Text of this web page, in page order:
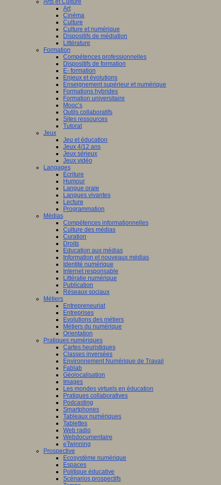
Arts et Culture
Art
Cinéma
Culture
Culture et numérique
Dispositifs de médiation
Littérature
Formation
Compétences professionnelles
Dispositifs de formation
E- formation
Enjeux et évolutions
Enseignement supérieur et numérique
Formations hybrides
Formation universitaire
Mooc’s
Outils collaboratifs
Sites ressources
Tutorat
Jeux
Jeu et éducation
Jeux 4/12 ans
Jeux sérieux
Jeux vidéo
Langages
Ecriture
Humour
Langue orale
Langues vivantes
Lecture
Programmation
Médias
Compétences informationnelles
Culture des médias
Curation
Droits
Education aux médias
Information et nouveaux médias
Identité numérique
Internet responsable
Littératie numérique
Publication
Réseaux sociaux
Métiers
Entrepreneuriat
Entreprises
Evolutions des métiers
Métiers du numérique
Orientation
Pratiques numériques
Cartes heuristiques
Classes inversées
Environnement Numérique de Travail
Fablab
Géolocalisation
Images
Les mondes virtuels en éducation
Pratiques collaboratives
Podcasting
Smartphones
Tableaux numériques
Tablettes
Web radio
Webdocumentaire
eTwinning
Prospective
Ecosystème numérique
Espaces
Politique éducative
Scénarios prospectifs